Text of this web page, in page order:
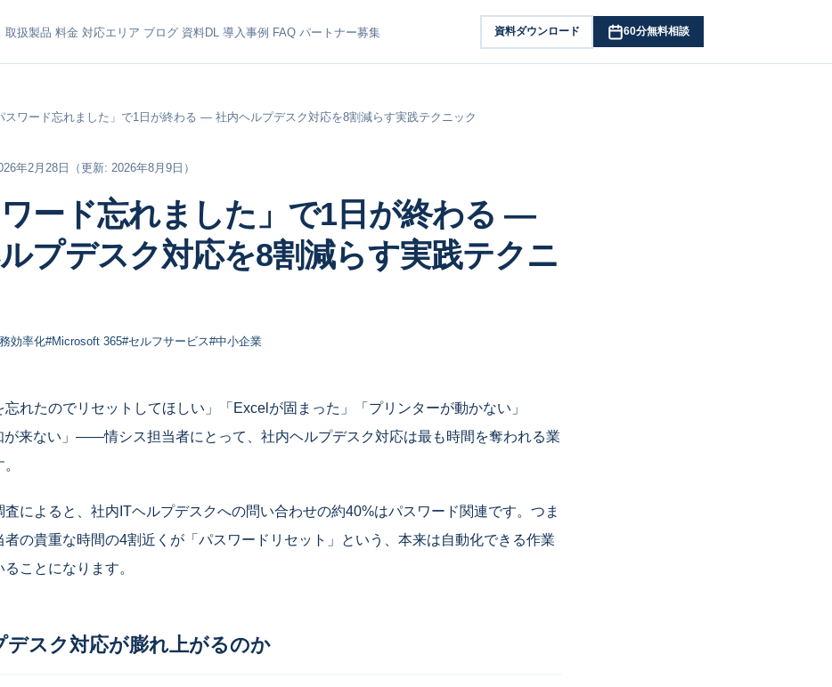
取扱製品 料金 対応エリア ブログ 資料DL 導入事例 FAQ パートナー募集 資料ダウンロード 60分無料相談
スワード忘れました」で1日が終わる ― 社内ヘルプデスク対応を8割減らす実践テクニック
年2月28日 （更新: 2026年8月9日）
ワード忘れました」で1日が終わる ―
プデスク対応を8割減らす実践テクニ
効率化#Microsoft 365#セルフサービス#中小企業
忘れたのでリセットしてほしい」「Excelが固まった」「プリンターが動かない」
が来ない」――情シス担当者にとって、社内ヘルプデスク対応は最も時間を奪われる業
査によると、社内ITヘルプデスクへの問い合わせの約40%はパスワード関連です。つま
者の貴重な時間の4割近くが「パスワードリセット」という、本来は自動化できる作業
ことになります。
デスク対応が膨れ上がるのか